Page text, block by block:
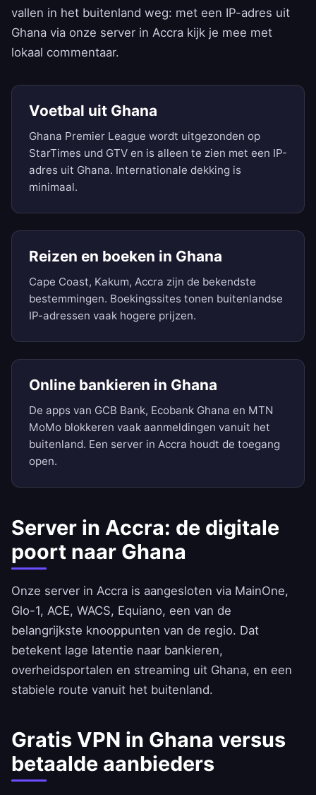
vallen in het buitenland weg: met een IP-adres uit
Ghana via onze server in Accra kijk je mee met
lokaal commentaar.
Voetbal uit Ghana
Ghana Premier League wordt uitgezonden op
StarTimes und GTV en is alleen te zien met een IP-
adres uit Ghana. Internationale dekking is
minimaal.
Reizen en boeken in Ghana
Cape Coast, Kakum, Accra zijn de bekendste
bestemmingen. Boekingssites tonen buitenlandse
IP-adressen vaak hogere prijzen.
Online bankieren in Ghana
De apps van GCB Bank, Ecobank Ghana en MTN
MoMo blokkeren vaak aanmeldingen vanuit het
buitenland. Een server in Accra houdt de toegang
open.
Server in Accra: de digitale
poort naar Ghana
Onze server in Accra is aangesloten via MainOne,
Glo-1, ACE, WACS, Equiano, een van de
belangrijkste knooppunten van de regio. Dat
betekent lage latentie naar bankieren,
overheidsportalen en streaming uit Ghana, en een
stabiele route vanuit het buitenland.
Gratis VPN in Ghana versus
betaalde aanbieders